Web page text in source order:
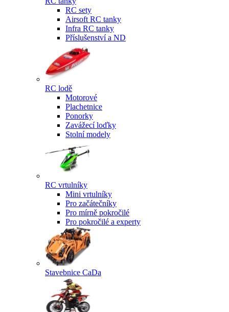
RC sety
Airsoft RC tanky
Infra RC tanky
Příslušenství a ND
RC lodě
Motorové
Plachetnice
Ponorky
Zavážecí loďky
Stolní modely
RC vrtulníky
Mini vrtulníky
Pro začátečníky
Pro mírně pokročilé
Pro pokročilé a experty
Stavebnice CaDa